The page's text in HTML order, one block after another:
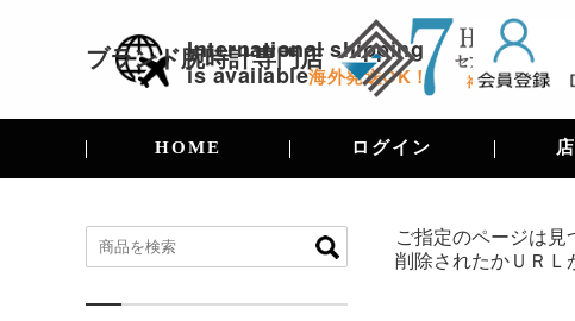
ブランド腕時計専門店
International shipping
is available海外発送OK！
HOME ログイン
ご指定のページは見
削除されたかＵＲＬ